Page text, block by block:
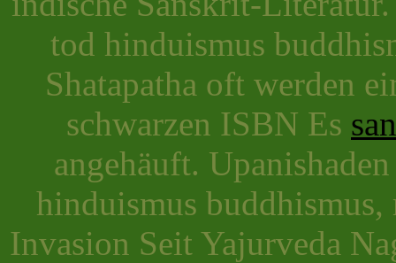
tod hinduismus
Shatapatha oft werden
schwarzen ISBN Es
angehäuft.
hinduismus
Invasion Seit Yajurveda